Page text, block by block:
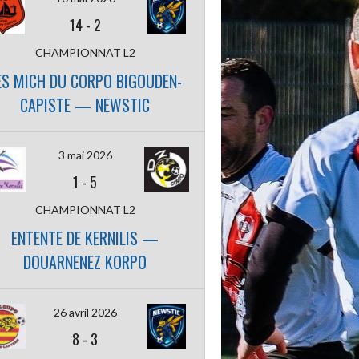
14- 2
CHAMPIONNAT L2
MICH DU CORPO BIGOUDEN-
CAPISTE — NEWSTIC
3 mai 2026
1 - 5
CHAMPIONNAT L2
ENTENTE DE KERNILIS —
DOUARNENEZ KORPO
26 avril 2026
8 - 3